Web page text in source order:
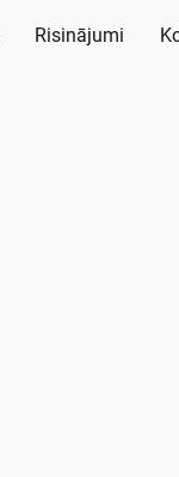
Risinājumi